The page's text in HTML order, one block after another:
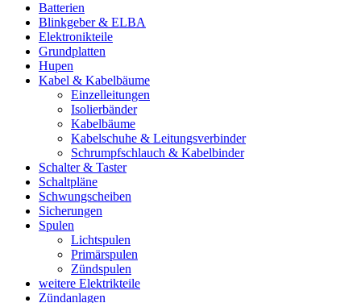
Batterien
Blinkgeber & ELBA
Elektronikteile
Grundplatten
Hupen
Kabel & Kabelbäume
Einzelleitungen
Isolierbänder
Kabelbäume
Kabelschuhe & Leitungsverbinder
Schrumpfschlauch & Kabelbinder
Schalter & Taster
Schaltpläne
Schwungscheiben
Sicherungen
Spulen
Lichtspulen
Primärspulen
Zündspulen
weitere Elektrikteile
Zündanlagen